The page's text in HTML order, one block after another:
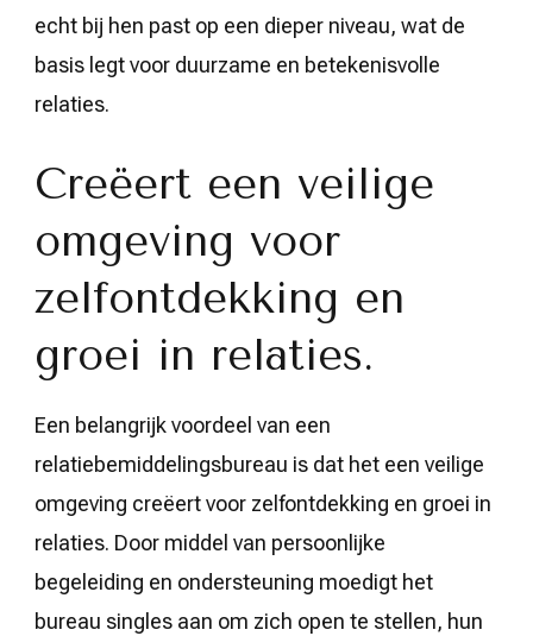
echt bij hen past op een dieper niveau, wat de
basis legt voor duurzame en betekenisvolle
relaties.
Creëert een veilige
omgeving voor
zelfontdekking en
groei in relaties.
Een belangrijk voordeel van een
relatiebemiddelingsbureau is dat het een veilige
omgeving creëert voor zelfontdekking en groei in
relaties. Door middel van persoonlijke
begeleiding en ondersteuning moedigt het
bureau singles aan om zich open te stellen, hun